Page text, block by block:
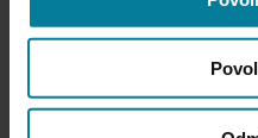
platiť kartou nabitou pre účely